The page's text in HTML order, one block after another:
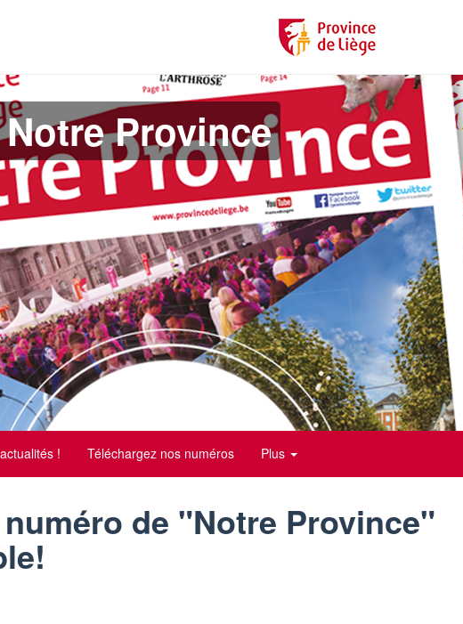
Province
! Téléchargez nos numéros Plus
de "Notre Province"